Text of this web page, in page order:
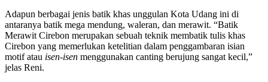
Adapun berbagai jenis batik khas unggulan Kota Udang ini di
antaranya batik mega mendung, waleran, dan merawit. “Batik
Merawit Cirebon merupakan sebuah teknik membatik tulis khas
Cirebon yang memerlukan ketelitian dalam penggambaran isian
motif atau isen-isen menggunakan canting berujung sangat kecil,”
jelas Reni.